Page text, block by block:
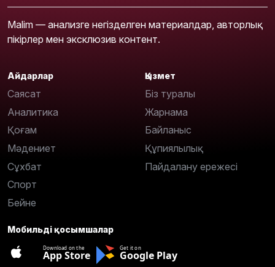
Malim — анализге негізделген материалдар, авторлық
пікірлер мен эксклюзив контент.
Айдарлар
Саясат
Аналитика
Қоғам
Мәдениет
Сұхбат
Спорт
Бейне
Қызмет
Біз туралы
Жарнама
Байланыс
Құпиялылық
Пайдалану ережесі
Мобильді қосымшалар
Download on the
App Store
Get it on
Google Play